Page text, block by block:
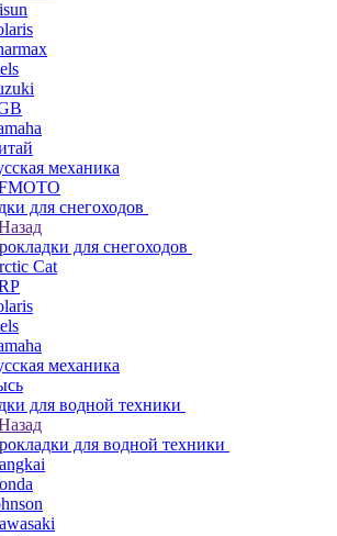
механика
для снегоходов
для снегоходов
Cat
механика
для водной техники
для водной техники